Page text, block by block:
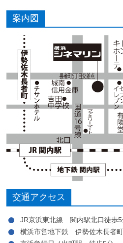
案内図
交通アクセス
JR京浜東北線 関内駅北口徒歩5
横浜市営地下鉄 伊勢佐木長者